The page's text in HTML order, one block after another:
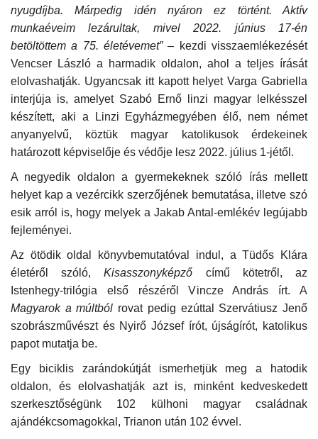
nyugdíjba. Márpedig idén nyáron ez történt. Aktív
munkaéveim lezárultak, mivel 2022. június 17-én
betöltöttem a 75. életévemet”– kezdi visszaemlékezését
Vencser László a harmadik oldalon, ahol a teljes írását
elolvashatják. Ugyancsak itt kapott helyet Varga Gabriella
interjúja is, amelyet Szabó Ernő linzi magyar lelkésszel
készített, aki a Linzi Egyházmegyében élő, nem német
anyanyelvű, köztük magyar katolikusok érdekeinek
határozott képviselője és védője lesz 2022. július 1-jétől.
A negyedik oldalon a gyermekeknek szóló írás mellett
helyet kap a vezércikk szerzőjének bemutatása, illetve szó
esik arról is, hogy melyek a Jakab Antal-emlékév legújabb
fejleményei.
Az ötödik oldal könyvbemutatóval indul, a Tüdős Klára
életéről szóló,Kisasszonyképző című kötetről, az
Istenhegy-trilógia első részéről Vincze András írt. A
Magyarok a múltból rovat pedig ezúttal Szervátiusz Jenő
szobrászművészt és Nyirő József írót, újságírót, katolikus
papot mutatja be.
Egy biciklis zarándokútját ismerhetjük meg a hatodik
oldalon, és elolvashatják azt is, minként kedveskedett
szerkesztőségünk 102 külhoni magyar családnak
ajándékcsomagokkal, Trianon után 102 évvel.